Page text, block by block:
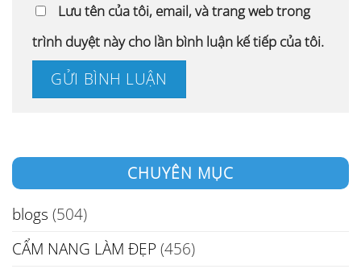
Lưu tên của tôi, email, và trang web trong
trình duyệt này cho lần bình luận kế tiếp của tôi.
CHUYÊN MỤC
blogs (504)
CẨM NANG LÀM ĐẸP (456)